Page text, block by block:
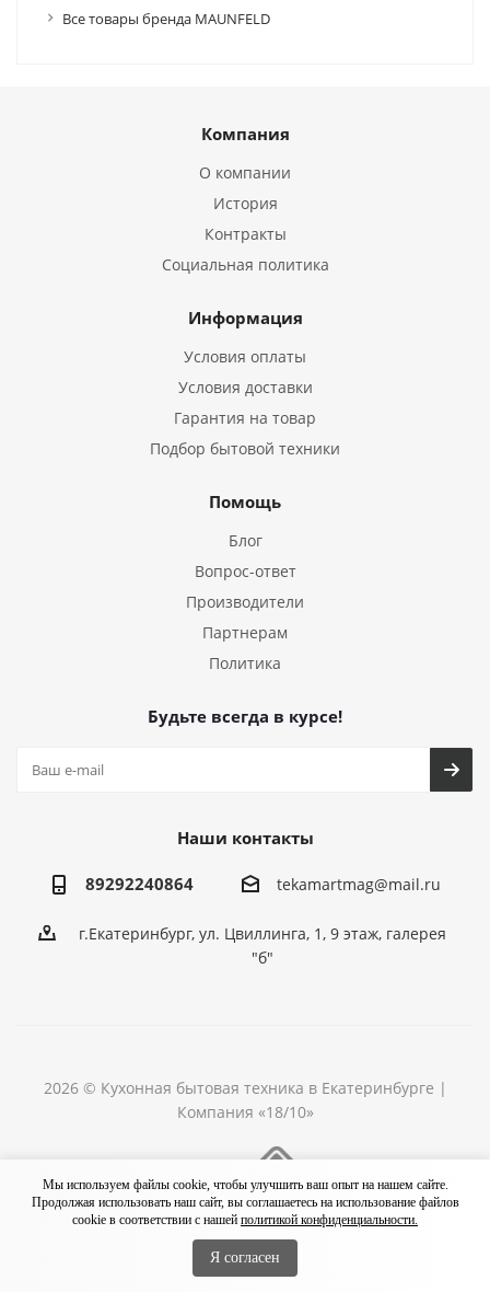
Все товары бренда MAUNFELD
Компания
О компании
История
Контракты
Социальная политика
Информация
Условия оплаты
Условия доставки
Гарантия на товар
Подбор бытовой техники
Помощь
Блог
Вопрос-ответ
Производители
Партнерам
Политика
Будьте всегда в курсе!
Наши контакты
89292240864 tekamartmag@mail.ru
г.Екатеринбург, ул. Цвиллинга, 1, 9 этаж, галерея
"б"
2026 © Кухонная бытовая техника в Екатеринбурге |
Компания «18/10»
Мы используем файлы cookie, чтобы улучшить ваш опыт на нашем сайте.
Продолжая использовать наш сайт, вы соглашаетесь на использование файлов
cookie в соответствии с нашей политикой конфиденциальности.
Я согласен